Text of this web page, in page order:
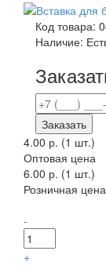
Код товара:
Наличие:
Заказать
4.00 р. (1 шт.)
Оптовая цена
6.00 р. (1 шт.)
Розничная цена
-
+